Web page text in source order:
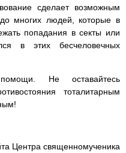
сделает возможным
многих людей, которые в
попадания в секты или
в этих бесчеловечных
Не оставайтесь
тоталитарным
Центра священномученика